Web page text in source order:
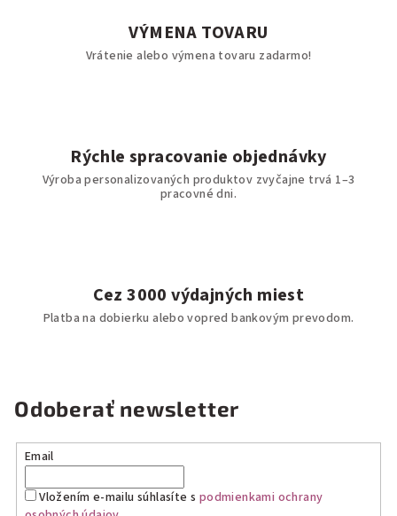
VÝMENA TOVARU
Vrátenie alebo výmena tovaru zadarmo!
Rýchle spracovanie objednávky
Výroba personalizovaných produktov zvyčajne trvá 1–3
pracovné dni.
Cez 3000 výdajných miest
Platba na dobierku alebo vopred bankovým prevodom.
Odoberať newsletter
Email
Vložením e-mailu súhlasíte s podmienkami ochrany